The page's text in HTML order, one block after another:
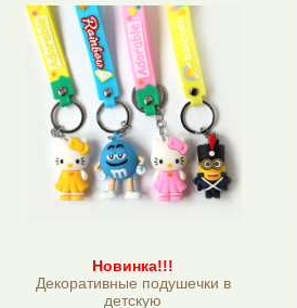
Новинка!!!
Декоративные подушечки в
детскую